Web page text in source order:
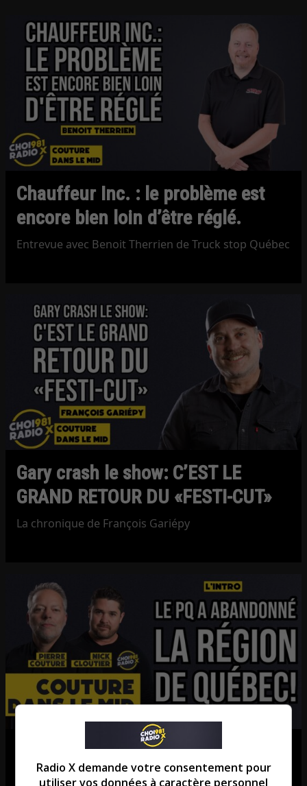
Chauffeur Inc. : le problème est
encore bien loin d’être réglé.
Entrevue avec Benoit Therrien de Truck stop Québec
Gary crash le show: C’EST LE
GRAND RETOUR DU «FESTI-CUT»
La chronique de François Gariépy
Le PQ a abandonné la région de
Québec
Radio X demande votre consentement pour
utiliser vos données à caractère personnel